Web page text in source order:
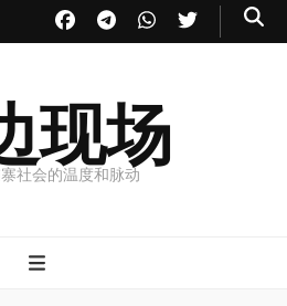
现场
社会的温度和脉动